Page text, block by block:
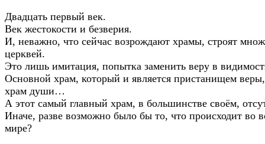
Двадцать первый век.
Век жестокости и безверия.
И, неважно, что сейчас возрождают храмы, строят
церквей.
Это лишь имитация, попытка заменить веру в
Основной храм, который и является пристанищем
храм души…
А этот самый главный храм, в большинстве своём,
Иначе, разве возможно было бы то, что происходит во
мире?